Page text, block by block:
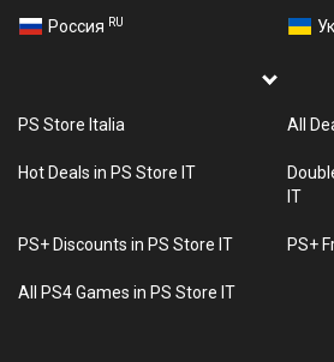
Россия RU
PS Store Italia All
Hot Deals in PS Store IT
IT
PS+ Discounts in PS Store IT PS+
All PS4 Games in PS Store IT